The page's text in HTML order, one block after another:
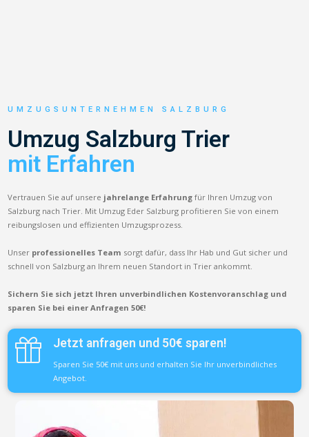
UMZUGSUNTERNEHMEN SALZBURG
Umzug Salzburg Trier
mit Erfahren
Vertrauen Sie auf unsere jahrelange Erfahrung für Ihren Umzug von
Salzburg nach Trier. Mit Umzug Eder Salzburg profitieren Sie von einem
reibungslosen und effizienten Umzugsprozess.
Unser professionelles Team sorgt dafür, dass Ihr Hab und Gut sicher und
schnell von Salzburg an Ihrem neuen Standort in Trier ankommt.
Sichern Sie sich jetzt Ihren unverbindlichen Kostenvoranschlag und
sparen Sie bei einer Anfragen 50€!
Jetzt anfragen und 50€ sparen!
Sparen Sie 50€ mit uns und erhalten Sie Ihr unverbindliches
Angebot.